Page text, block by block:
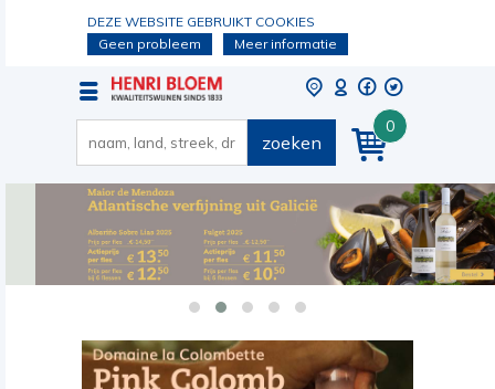
DEZE WEBSITE GEBRUIKT COOKIES
Geen probleem
Meer informatie
0
zoeken